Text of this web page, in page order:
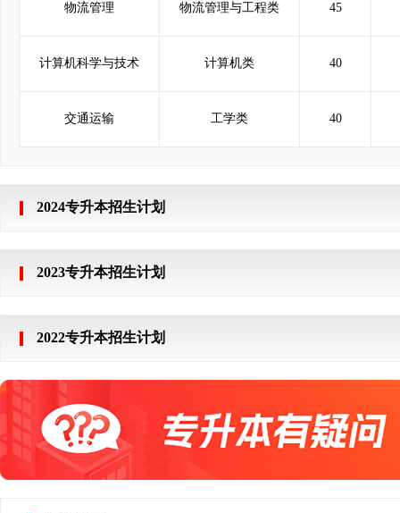
物流管理 物流管理与工程类 45
计算机科学与技术 计算机类 40
交通运输 工学类 40
2024专升本招生计划
2023专升本招生计划
2022专升本招生计划